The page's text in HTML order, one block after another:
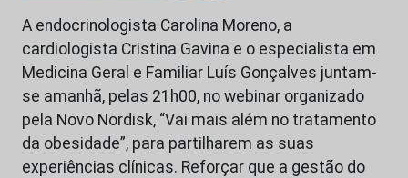
A endocrinologista Carolina Moreno, a
cardiologista Cristina Gavina e o especialista em
Medicina Geral e Familiar Luís Gonçalves juntam-
se amanhã, pelas 21h00, no webinar organizado
pela Novo Nordisk, “Vai mais além no tratamento
da obesidade”, para partilharem as suas
experiências clínicas. Reforçar que a gestão do